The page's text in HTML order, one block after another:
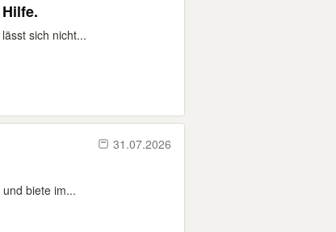
sich nicht...
31.07.2026
biete im...